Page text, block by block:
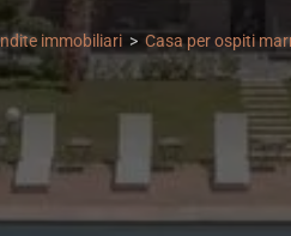
immobiliari Casa per ospiti